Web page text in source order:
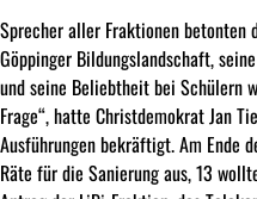
Sprecher aller Fraktionen betonten
Göppinger Bildungslandschaft,
und seine Beliebtheit bei Schülern
Frage“, hatte Christdemokrat Jan
Ausführungen bekräftigt. Am Ende
Räte für die Sanierung aus, 13